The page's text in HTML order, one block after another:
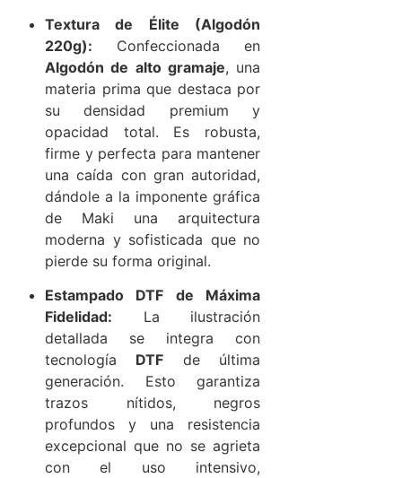
Textura de Élite (Algodón
220g): Confeccionada en
Algodón de alto gramaje, una
materia prima que destaca por
su densidad premium y
opacidad total. Es robusta,
firme y perfecta para mantener
una caída con gran autoridad,
dándole a la imponente gráfica
de Maki una arquitectura
moderna y sofisticada que no
pierde su forma original.
Estampado DTF de Máxima
Fidelidad: La ilustración
detallada se integra con
tecnología DTF de última
generación. Esto garantiza
trazos nítidos, negros
profundos y una resistencia
excepcional que no se agrieta
con el uso intensivo,